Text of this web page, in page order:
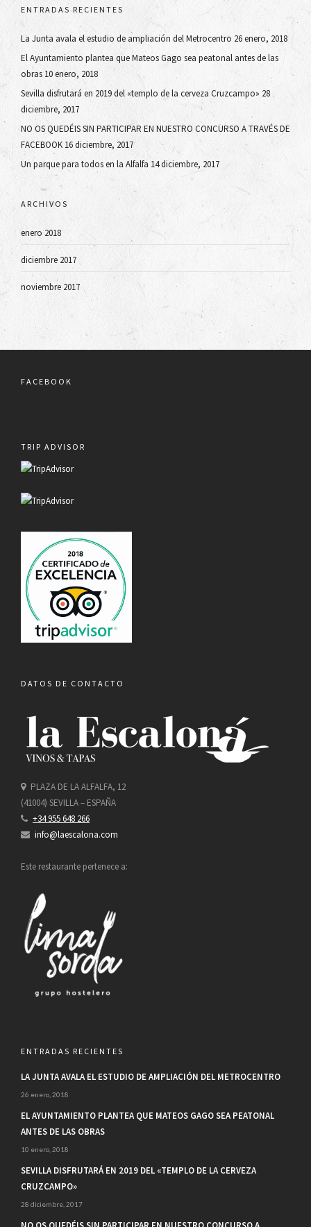
ENTRADAS RECIENTES
La Junta avala el estudio de ampliación del Metrocentro 26 enero, 2018
El Ayuntamiento plantea que Mateos Gago sea peatonal antes de las
obras 10 enero, 2018
Sevilla disfrutará en 2019 del «templo de la cerveza Cruzcampo» 28
diciembre, 2017
NO OS QUEDÉIS SIN PARTICIPAR EN NUESTRO CONCURSO A TRAVÉS DE
FACEBOOK 16 diciembre, 2017
Un parque para todos en la Alfalfa 14 diciembre, 2017
ARCHIVOS
enero 2018
diciembre 2017
noviembre 2017
FACEBOOK
TRIP ADVISOR
DATOS DE CONTACTO
PLAZA DE LA ALFALFA, 12
(41004) SEVILLA – ESPAÑA
+34 955 648 266
info@laescalona.com
Este restaurante pertenece a:
ENTRADAS RECIENTES
LA JUNTA AVALA EL ESTUDIO DE AMPLIACIÓN DEL METROCENTRO
26 enero, 2018
EL AYUNTAMIENTO PLANTEA QUE MATEOS GAGO SEA PEATONAL
ANTES DE LAS OBRAS
10 enero, 2018
SEVILLA DISFRUTARÁ EN 2019 DEL «TEMPLO DE LA CERVEZA
CRUZCAMPO»
28 diciembre, 2017